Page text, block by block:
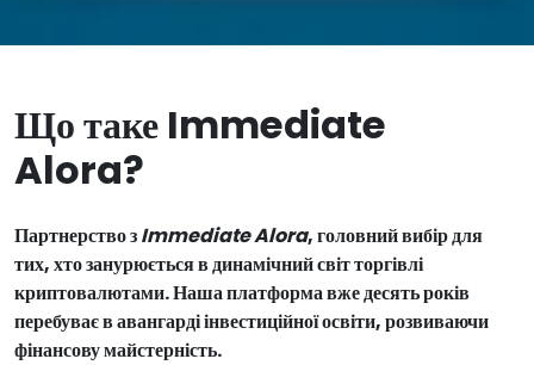
Що таке Immediate
Alora?
Партнерство зImmediate Alora, головний вибір для
тих, хто занурюється в динамічний світ торгівлі
криптовалютами. Наша платформа вже десять років
перебуває в авангарді інвестиційної освіти, розвиваючи
фінансову майстерність.